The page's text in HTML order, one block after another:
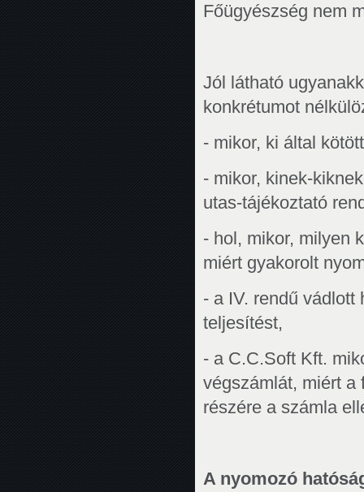
Főügyészség nem
Jól látható
konkrétumot
- mikor, ki által
- mikor, kinek-
utas-tájékoztató
- hol, mikor, milyen
miért gyakorolt
- a IV. rendű vádlott
teljesítést,
- a C.C.Soft Kft.
végszámlát, miért a
részére a számla
A nyomozó